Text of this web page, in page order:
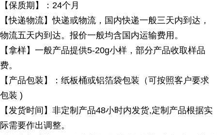
【保质期】： 24个月
【快递物流】快递或物流，国内快递一般三天内到达，
物流五天内到达。报价一般均含国内运输费用。
【拿样】一般产品提供5-20g小样，部分产品收取样品
费。
【产品包装】：纸板桶或铝箔袋包装（可按照客户要求
包装 )
【发货时间】非定制产品48小时内发货,定制产品根据实
际需要作出调整。